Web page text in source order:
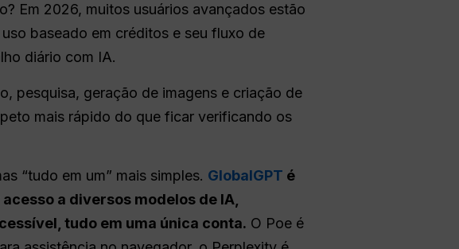
Em 2026, muitos usuários avançados estão
baseado em créditos e seu fluxo de
diário com IA.
pesquisa, geração de imagens e criação de
mais rápido do que ficar verificando os
“tudo em um” mais simples. GlobalGPT é
a diversos modelos de IA,
tudo em uma única conta. O Poe é